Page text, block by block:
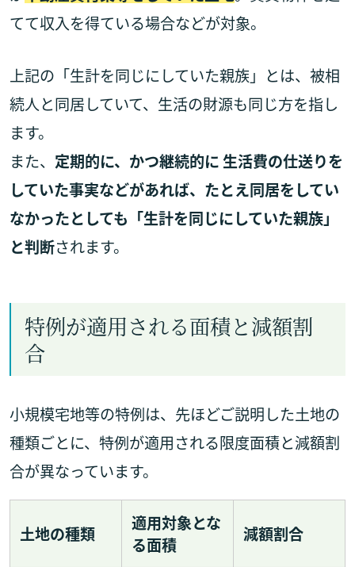
てて収入を得ている場合などが対象。
上記の「生計を同じにしていた親族」とは、被相
続人と同居していて、生活の財源も同じ方を指し
ます。
また、 定期的に、かつ継続的に 生活費の仕送りを
していた事実などがあれば、たとえ同居をしてい
なかったとしても「生計を同じにしていた親族」
と判断されます。
特例が適用される面積と減額割
合
小規模宅地等の特例は、先ほどご説明した土地の
種類ごとに、特例が適用される限度面積と減額割
合が異なっています。
土地の種類
適用対象とな
る面積
減額割合